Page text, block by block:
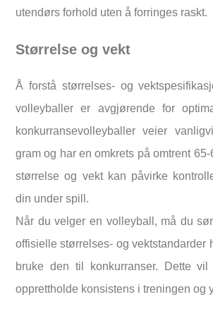
utendørs forhold uten å forringes raskt.
Størrelse og vekt
Å forstå størrelses- og
volleyballer er avgjørende for
konkurransevolleyballer veier
gram og har en omkrets på omtrent
størrelse og vekt kan påvirke
din under spill.
Når du velger en volleyball, må du
offisielle størrelses- og vektstandarder
bruke den til konkurranser. Dette
opprettholde konsistens i treningen og